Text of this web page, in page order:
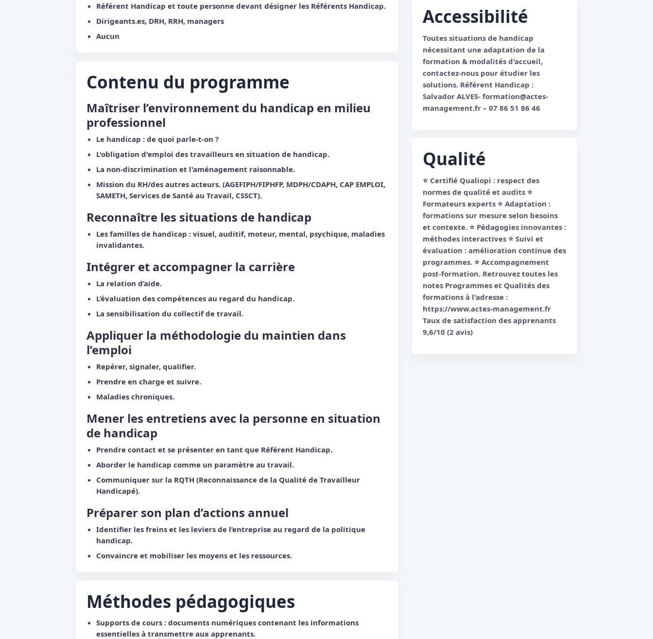
Référent Handicap et toute personne devant désigner les Référents Handicap.
Dirigeants.es, DRH, RRH, managers
Aucun
Contenu du programme
Maîtriser l’environnement du handicap en milieu
professionnel
Le handicap : de quoi parle-t-on ?
L'obligation d'emploi des travailleurs en situation de handicap.
La non-discrimination et l'aménagement raisonnable.
Mission du RH/des autres acteurs. (AGEFIPH/FIPHFP, MDPH/CDAPH, CAP EMPLOI,
SAMETH, Services de Santé au Travail, CSSCT).
Reconnaître les situations de handicap
Les familles de handicap : visuel, auditif, moteur, mental, psychique, maladies
invalidantes.
Intégrer et accompagner la carrière
La relation d’aide.
L’évaluation des compétences au regard du handicap.
La sensibilisation du collectif de travail.
Appliquer la méthodologie du maintien dans
l’emploi
Repérer, signaler, qualifier.
Prendre en charge et suivre.
Maladies chroniques.
Mener les entretiens avec la personne en situation
de handicap
Prendre contact et se présenter en tant que Référent Handicap.
Aborder le handicap comme un paramètre au travail.
Communiquer sur la RQTH (Reconnaissance de la Qualité de Travailleur
Handicapé).
Préparer son plan d’actions annuel
Identifier les freins et les leviers de l’entreprise au regard de la politique
handicap.
Convaincre et mobiliser les moyens et les ressources.
Méthodes pédagogiques
Supports de cours : documents numériques contenant les informations
essentielles à transmettre aux apprenants.
Accessibilité
Toutes situations de handicap
nécessitant une adaptation de la
formation & modalités d'accueil,
contactez-nous pour étudier les
solutions. Référent Handicap :
Salvador ALVES- formation@actes-
management.fr – 07 86 51 86 46
Qualité
⭐️ Certifié Qualiopi : respect des
normes de qualité et audits ⭐️
Formateurs experts ⭐️ Adaptation :
formations sur mesure selon besoins
et contexte. ⭐️ Pédagogies innovantes :
méthodes interactives ⭐️ Suivi et
évaluation : amélioration continue des
programmes. ⭐️ Accompagnement
post-formation. Retrouvez toutes les
notes Programmes et Qualités des
formations à l'adresse :
https://www.actes-management.fr
Taux de satisfaction des apprenants
9,6/10 (2 avis)